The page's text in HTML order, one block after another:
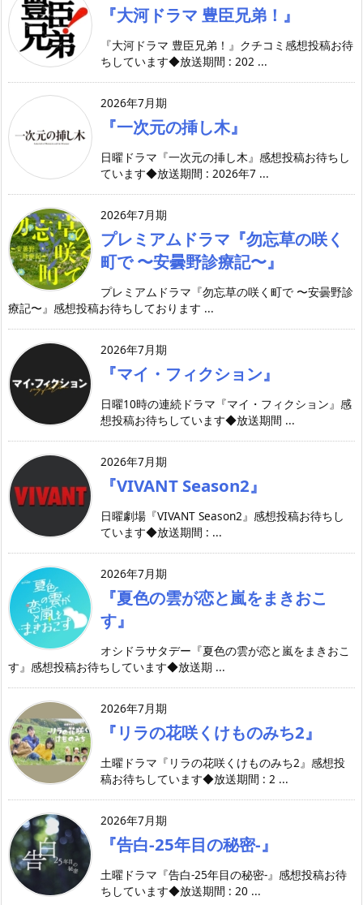
『大河ドラマ 豊臣兄弟！』
『大河ドラマ 豊臣兄弟！』クチコミ感想投稿お待
ちしています◆放送期間 : 202 ...
2026年7月期
『一次元の挿し木』
日曜ドラマ『一次元の挿し木』感想投稿お待ちし
ています◆放送期間 : 2026年7 ...
2026年7月期
プレミアムドラマ『勿忘草の咲く
町で 〜安曇野診療記〜』
プレミアムドラマ『勿忘草の咲く町で 〜安曇野診
療記〜』感想投稿お待ちしております ...
2026年7月期
『マイ・フィクション』
日曜10時の連続ドラマ『マイ・フィクション』感
想投稿お待ちしています◆放送期間 ...
2026年7月期
『VIVANT Season2』
日曜劇場『VIVANT Season2』感想投稿お待ちし
ています◆放送期間 : ...
2026年7月期
『夏色の雲が恋と嵐をまきおこ
す』
オシドラサタデー『夏色の雲が恋と嵐をまきおこ
す』感想投稿お待ちしています◆放送期 ...
2026年7月期
『リラの花咲くけものみち2』
土曜ドラマ『リラの花咲くけものみち2』感想投
稿お待ちしています◆放送期間 : 2 ...
2026年7月期
『告白-25年目の秘密-』
土曜ドラマ『告白-25年目の秘密-』感想投稿お待
ちしています◆放送期間 : 20 ...